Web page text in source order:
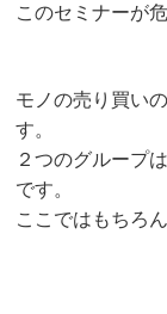
このセミナーが
モノの売り買い
す。
２つのグループ
です。
ここではもちろ